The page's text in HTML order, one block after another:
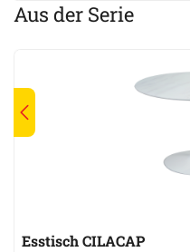
Aus der Serie
Esstisch CILACAP